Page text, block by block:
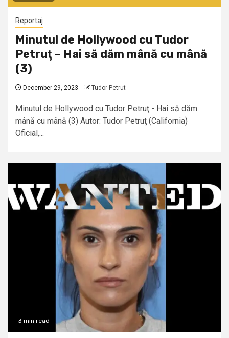
Reportaj
Minutul de Hollywood cu Tudor
Petruţ – Hai să dăm mână cu mână
(3)
December 29, 2023 Tudor Petrut
Minutul de Hollywood cu Tudor Petruţ - Hai să dăm
mână cu mână (3) Autor: Tudor Petruţ (California)
Oficial,...
3 min read